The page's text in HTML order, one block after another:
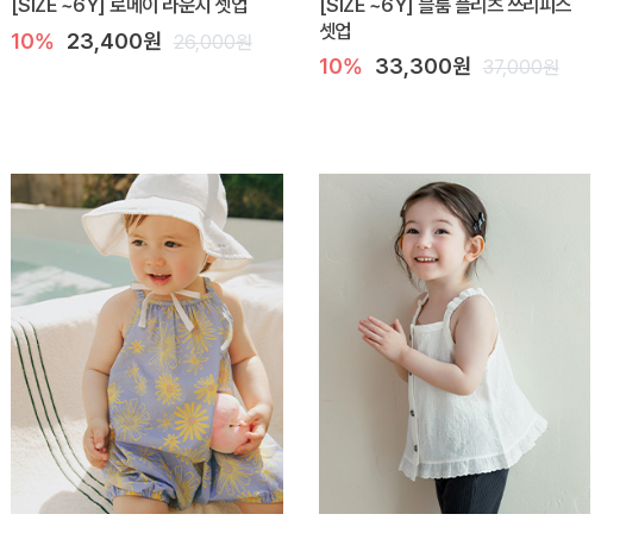
10% 23,400원 26,000원
셋업
10% 33,300원 37,000원